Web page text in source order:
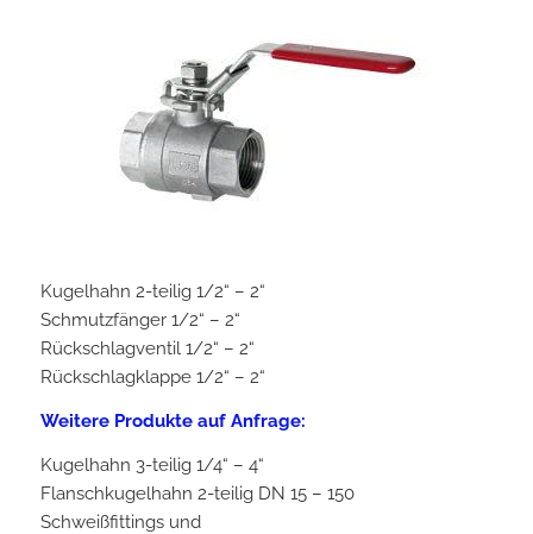
Kugelhahn 2-teilig 1/2“ – 2“
Schmutzfänger 1/2“ – 2“
Rückschlagventil 1/2“ – 2“
Rückschlagklappe 1/2“ – 2“
Weitere Produkte auf Anfrage:
Kugelhahn 3-teilig 1/4“ – 4“
Flanschkugelhahn 2-teilig DN 15 – 150
Schweißfittings und